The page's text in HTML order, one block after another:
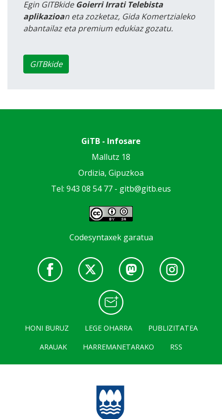
Egin GITBkide Goierri Irrati Telebista
aplikazioan eta zozketaz, Gida Komertzialeko
abantailaz eta premium edukiaz gozatu.
GITBkide
GiTB - Infosare
Mallutz 18
Ordizia, Gipuzkoa
Tel: 943 08 54 77 - gitb@gitb.eus
Codesyntaxek garatua
HONI BURUZ LEGE OHARRA
PUBLIZITATEA
ARAUAK
HARREMANETARAKO RSS